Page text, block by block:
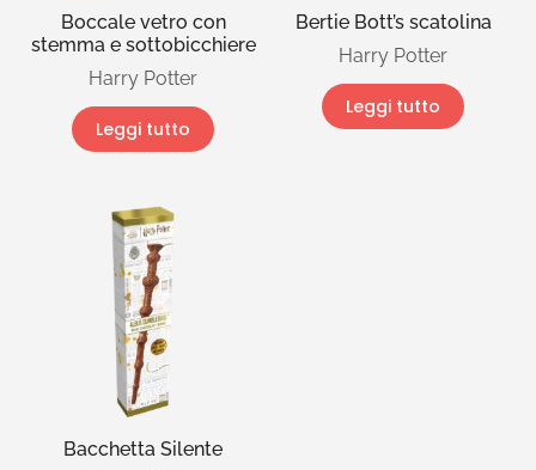
Boccale vetro con
stemma e sottobicchiere
Harry Potter
Leggi tutto
Bertie Bott’s scatolina
Harry Potter
Leggi tutto
Bacchetta Silente